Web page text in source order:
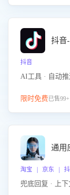
抖音
抖音
AI工具 · 自动
限时免费已售99+
通用
淘宝 | 京东 |
兜底回复 · 上